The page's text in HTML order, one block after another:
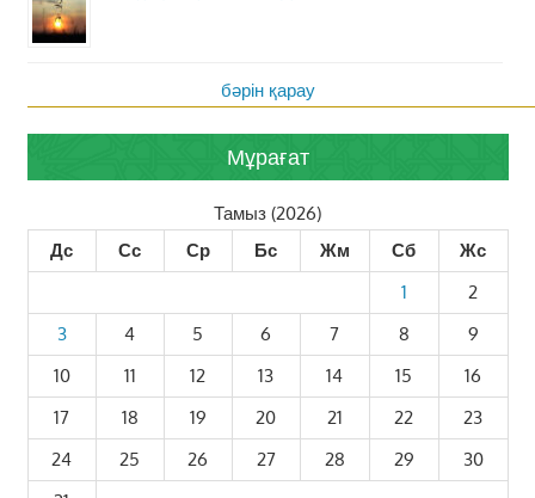
бәрін қарау
Мұрағат
Тамыз (2026)
Дс
Сс Ср Бс Жм Сб
Жс
1
2
3
4 5 6 7 8
9
10
11 12 13 14 15
16
17
18 19 20 21 22
23
24
25 26 27 28 29
30